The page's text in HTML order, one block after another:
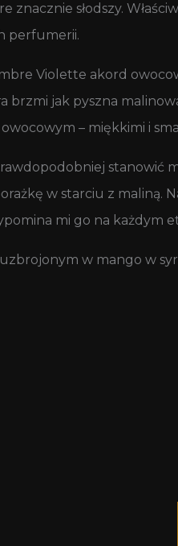
znacznie słodszy.
perfumerii.
Violette akord
brzmi jak pyszna
owocowym – miękkimi i
w starciu z maliną.
mi go na każdym
w mango w